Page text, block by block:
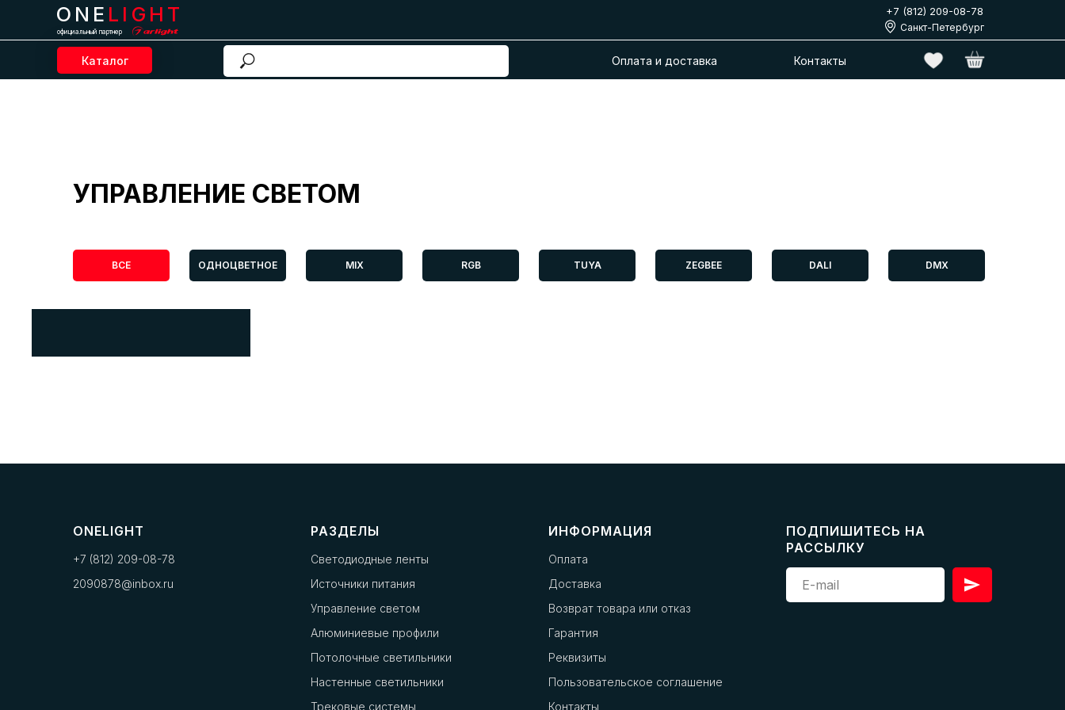
Каталог Оплата и доставка
ONE LIGHT
официальный партнер
Контакты
Санкт-Петербург
+7 (812) 209-08-78
УПРАВЛЕНИЕ СВЕТОМ
ВСЕ ОДНОЦВЕТНОЕ MIX RGB TUYA ZEGBEE DALI DMX
ONELIGHT
+7 (812) 209-08-78
2090878@inbox.ru
РАЗДЕЛЫ
Светодиодные ленты
Источники питания
Управление светом
Алюминиевые профили
Потолочные светильники
Настенные светильники
Трековые системы
ИНФОРМАЦИЯ
Оплата
Доставка
Возврат товара или отказ
Гарантия
Реквизиты
Пользовательское соглашение
Контакты
ПОДПИШИТЕСЬ НА
РАССЫЛКУ